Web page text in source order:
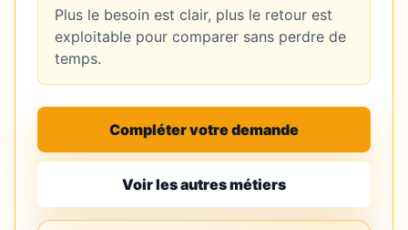
Plus le besoin est clair, plus le retour est
exploitable pour comparer sans perdre de
temps.
Compléter votre demande
Voir les autres métiers